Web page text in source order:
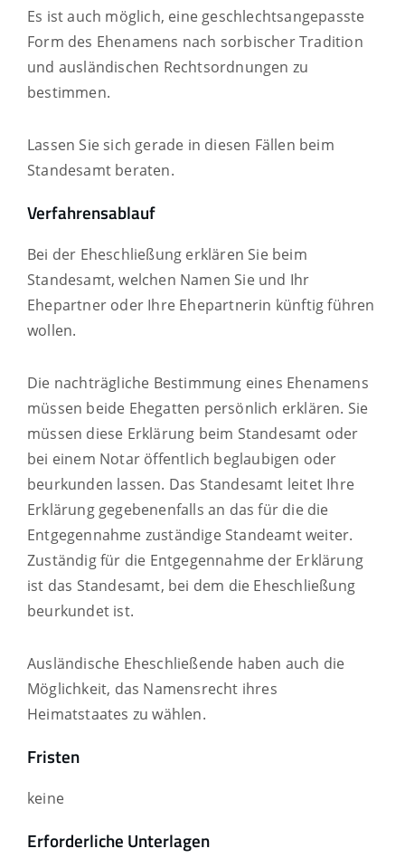
Es ist auch möglich, eine geschlechtsangepasste
Form des Ehenamens nach sorbischer Tradition
und ausländischen Rechtsordnungen zu
bestimmen.
Lassen Sie sich gerade in diesen Fällen beim
Standesamt beraten.
Verfahrensablauf
Bei der Eheschließung erklären Sie beim
Standesamt, welchen Namen Sie und Ihr
Ehepartner oder Ihre Ehepartnerin künftig führen
wollen.
Die nachträgliche Bestimmung eines Ehenamens
müssen beide Ehegatten persönlich erklären. Sie
müssen diese Erklärung beim Standesamt oder
bei einem Notar öffentlich beglaubigen oder
beurkunden lassen. Das Standesamt leitet Ihre
Erklärung gegebenenfalls an das für die die
Entgegennahme zuständige Standeamt weiter.
Zuständig für die Entgegennahme der Erklärung
ist das Standesamt, bei dem die Eheschließung
beurkundet ist.
Ausländische Eheschließende haben auch die
Möglichkeit, das Namensrecht ihres
Heimatstaates zu wählen.
Fristen
keine
Erforderliche Unterlagen